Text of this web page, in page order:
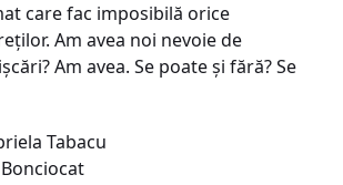
care fac imposibilă orice
Am avea noi nevoie de
Am avea. Se poate şi fără? Se
Tabacu